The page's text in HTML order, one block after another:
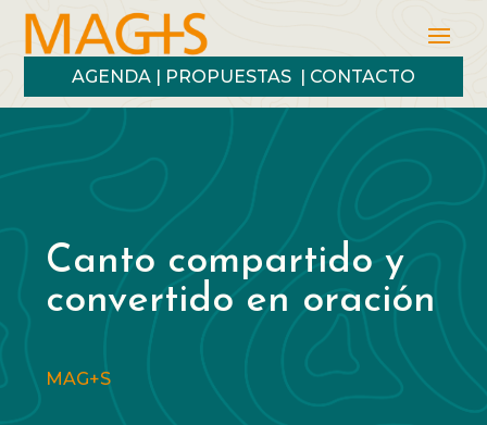
AGENDA | PROPUESTAS | CONTACTO
Canto compartido y
convertido en oración
MAG+S